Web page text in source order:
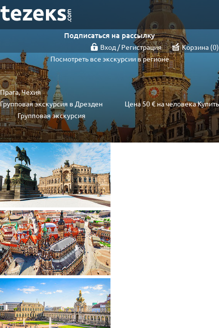
Подписаться на рассылку
Вход / Регистрация Корзина 0
Посмотреть все экскурсии в регионе
Прага, Чехия
Групповая экскурсия в Дрезден
Групповая экскурсия
Цена 50 €на человекаКупить